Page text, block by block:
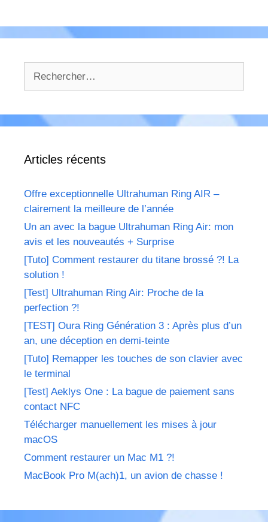
Articles récents
Offre exceptionnelle Ultrahuman Ring AIR –
clairement la meilleure de l’année
Un an avec la bague Ultrahuman Ring Air: mon
avis et les nouveautés + Surprise
[Tuto] Comment restaurer du titane brossé ?! La
solution !
[Test] Ultrahuman Ring Air: Proche de la
perfection ?!
[TEST] Oura Ring Génération 3 : Après plus d’un
an, une déception en demi-teinte
[Tuto] Remapper les touches de son clavier avec
le terminal
[Test] Aeklys One : La bague de paiement sans
contact NFC
Télécharger manuellement les mises à jour
macOS
Comment restaurer un Mac M1 ?!
MacBook Pro M(ach)1, un avion de chasse !